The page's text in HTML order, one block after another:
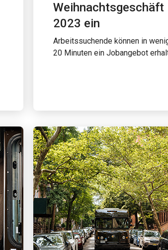
Weihnachtsgeschäft
2023 ein
Arbeitssuchende können in
20 Minuten ein Jobangebot